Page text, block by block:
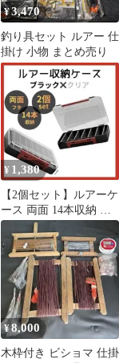
¥3,470
釣り具セット ルアー 仕
掛け 小物 まとめ売り
¥ 1,380
【2個セット】ルアーケ
ース 両面 14本収納 釣
り具 収納ボックス 水抜
き穴付き
¥8,000
木枠付き ビショマ 仕掛